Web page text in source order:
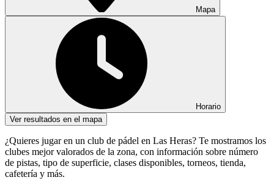
Mapa
Horario
Ver resultados en el mapa
¿Quieres jugar en un club de pádel en Las Heras? Te mostramos los
clubes mejor valorados de la zona, con información sobre número
de pistas, tipo de superficie, clases disponibles, torneos, tienda,
cafetería y más.